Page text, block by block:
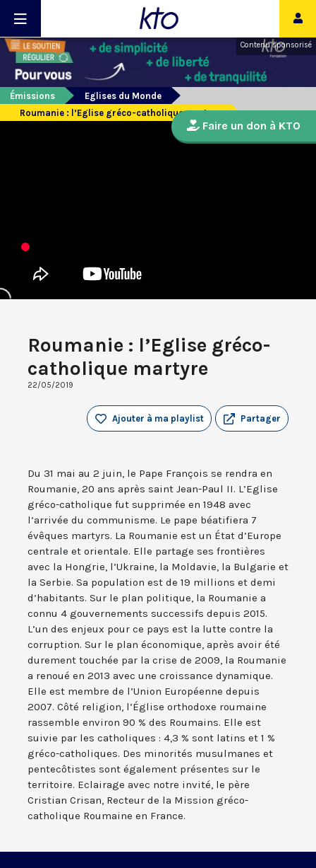
Contenu sponsorisé
Émissions
Eglises du Monde
Roumanie : l’Eglise gréco-catholique martyre
Roumanie : l’Eglise gréco-
catholique martyre
22/05/2019
Partager
Ajouter à ma playlist
Du 31 mai au 2 juin, le Pape François se rendra en
Roumanie, 20 ans après saint Jean-Paul II. L’Eglise
gréco-catholique fut supprimée en 1948 avec
l’arrivée du communisme. Le pape béatifiera 7
évêques martyrs. La Roumanie est un État d’Europe
centrale et orientale. Elle partage ses frontières
avec la Hongrie, l’Ukraine, la Moldavie, la Bulgarie et
la Serbie. Sa population est de 19 millions et demi
d’habitants. Sur le plan politique, la Roumanie a
connu 4 gouvernements successifs depuis 2015.
L’un des enjeux pour ce pays est la lutte contre la
corruption. Sur le plan économique, après avoir été
durement touchée par la crise de 2009, la Roumanie
a renoué en 2013 avec une croissance dynamique.
Elle est membre de l’Union Européenne depuis
2007. Côté religion, l’Église orthodoxe roumaine
rassemble environ 90 % des Roumains. Elle est
suivie par les catholiques : 4,3 % sont latins et 1 %
gréco-catholiques. Des minorités musulmanes et
pentecôtistes sont également présentes sur le
territoire. Eclairage avec notre invité, le père
Cristian Crisan, Recteur de la Mission gréco-
catholique Roumaine en France.
Faire un don à KTO